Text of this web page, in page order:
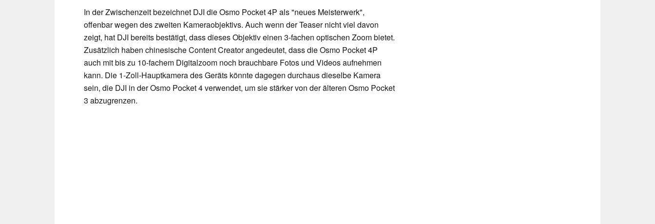
In der Zwischenzeit bezeichnet DJI die Osmo Pocket 4P als "neues Meisterwerk",
offenbar wegen des zweiten Kameraobjektivs. Auch wenn der Teaser nicht viel davon
zeigt, hat DJI bereits bestätigt, dass dieses Objektiv einen 3-fachen optischen Zoom bietet.
Zusätzlich haben chinesische Content Creator angedeutet, dass die Osmo Pocket 4P
auch mit bis zu 10-fachem Digitalzoom noch brauchbare Fotos und Videos aufnehmen
kann. Die 1-Zoll-Hauptkamera des Geräts könnte dagegen durchaus dieselbe Kamera
sein, die DJI in der Osmo Pocket 4 verwendet, um sie stärker von der älteren Osmo Pocket
3 abzugrenzen.